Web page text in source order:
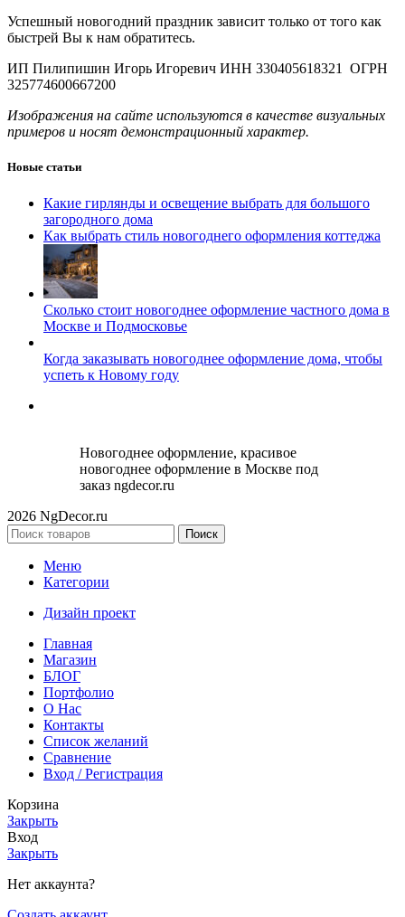
Успешный новогодний праздник зависит только от того как
быстрей Вы к нам обратитесь.
ИП Пилипишин Игорь Игоревич ИНН 330405618321 ОГРН
325774600667200
Изображения на сайте используются в качестве визуальных
примеров и носят демонстрационный характер.
Новые статьи
Какие гирлянды и освещение выбрать для большого
загородного дома
Как выбрать стиль новогоднего оформления коттеджа
Сколько стоит новогоднее оформление частного дома в
Москве и Подмосковье
Когда заказывать новогоднее оформление дома, чтобы
успеть к Новому году
Новогоднее оформление, красивое
новогоднее оформление в Москве под
заказ ngdecor.ru
2026 NgDecor.ru
Поиск
Меню
Категории
Дизайн проект
Главная
Магазин
БЛОГ
Портфолио
О Нас
Контакты
Список желаний
Сравнение
Вход / Регистрация
Корзина
Закрыть
Вход
Закрыть
Нет аккаунта?